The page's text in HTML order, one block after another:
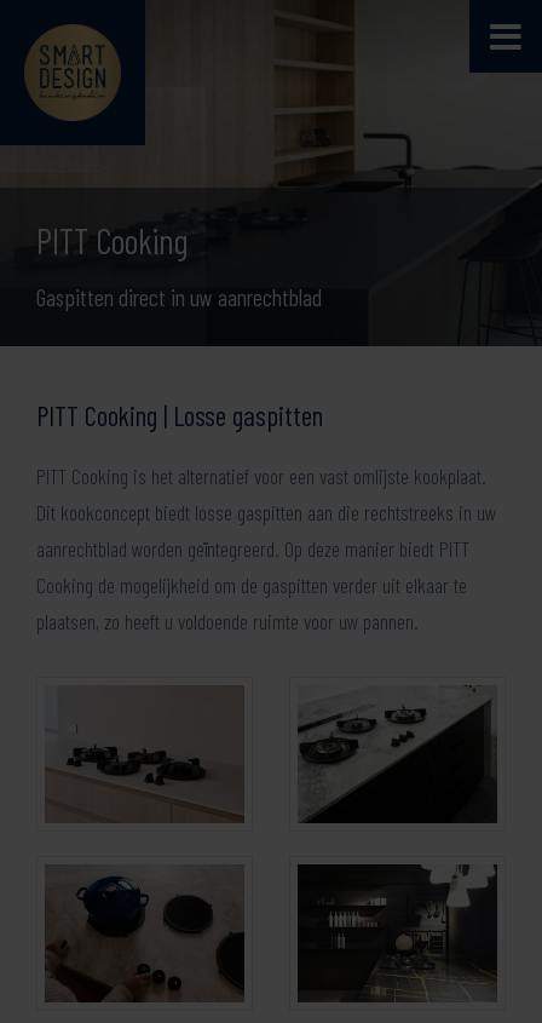
PITT Cooking
Gaspitten direct in uw aanrechtblad
PITT Cooking | Losse gaspitten
PITT Cooking is het alternatief voor een vast omlijste kookplaat.
Dit kookconcept biedt losse gaspitten aan die rechtstreeks in uw
aanrechtblad worden geïntegreerd. Op deze manier biedt PITT
Cooking de mogelijkheid om de gaspitten verder uit elkaar te
plaatsen, zo heeft u voldoende ruimte voor uw pannen.